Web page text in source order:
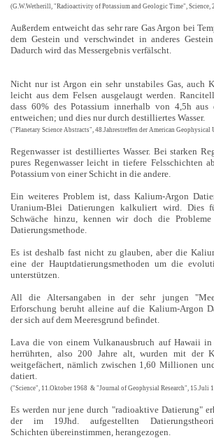
(G.W.Wetherill, "Radioactivity of Potassium and Geologic Time", Science,
Außerdem entweicht das sehr rare Gas Argon bei
dem Gestein und verschwindet in anderes
Dadurch wird das Messergebnis verfälscht.
Nicht nur ist Argon ein sehr unstabiles Gas, auch
leicht aus dem Felsen ausgelaugt werden.
dass 60% des Potassium innerhalb von 4,5h aus
entweichen; und dies nur durch destilliertes Wasser.
("Planetary Science Abstracts", 48.Jahrestreffen der American Geophysical
Regenwasser ist destilliertes Wasser. Bei starken
pures Regenwasser leicht in tiefere Felsschichten
Potassium von einer Schicht in die andere.
Ein weiteres Problem ist, dass Kalium-Argon
Uranium-Blei Datierungen kalkuliert wird. Dies
Schwäche hinzu, kennen wir doch die
Datierungsmethode.
Es ist deshalb fast nicht zu glauben, aber die
eine der Hauptdatierungsmethoden um die
unterstützen.
All die Altersangaben in der sehr jungen
Erforschung beruht alleine auf die Kalium-Argon
der sich auf dem Meeresgrund befindet.
Lava die von einem Vulkanausbruch auf Hawaii in
herrührten, also 200 Jahre alt, wurden mit der
weitgefächert, nämlich zwischen 1,60 Millionen
datiert.
("Science", 11.Oktober 1968 & "Journal of Geophysial Research", 15.Juli
Es werden nur jene durch "radioaktive Datierung"
der im 19Jhd. aufgestellten
Schichten übereinstimmen, herangezogen.